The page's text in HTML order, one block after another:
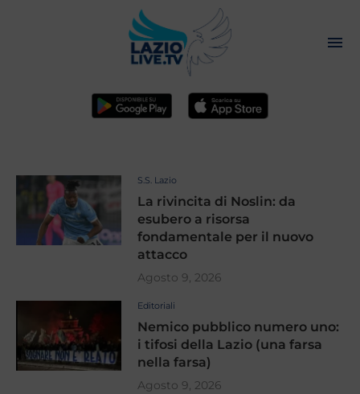
S.S. Lazio
La rivincita di Noslin: da
esubero a risorsa
fondamentale per il nuovo
attacco
Agosto 9, 2026
Editoriali
Nemico pubblico numero uno:
i tifosi della Lazio (una farsa
nella farsa)
Agosto 9, 2026